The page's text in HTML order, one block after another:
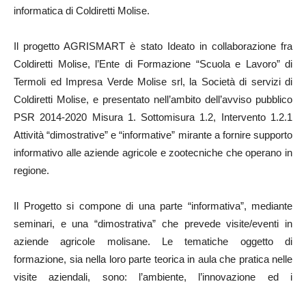
informatica di Coldiretti Molise.
Il progetto AGRISMART è stato Ideato in collaborazione fra
Coldiretti Molise, l’Ente di Formazione “Scuola e Lavoro” di
Termoli ed Impresa Verde Molise srl, la Società di servizi di
Coldiretti Molise, e presentato nell’ambito dell’avviso pubblico
PSR 2014-2020 Misura 1. Sottomisura 1.2, Intervento 1.2.1
Attività “dimostrative” e “informative” mirante a fornire supporto
informativo alle aziende agricole e zootecniche che operano in
regione.
Il Progetto si compone di una parte “informativa”, mediante
seminari, e una “dimostrativa” che prevede visite/eventi in
aziende agricole molisane. Le tematiche oggetto di
formazione, sia nella loro parte teorica in aula che pratica nelle
visite aziendali, sono: l’ambiente, l’innovazione ed i